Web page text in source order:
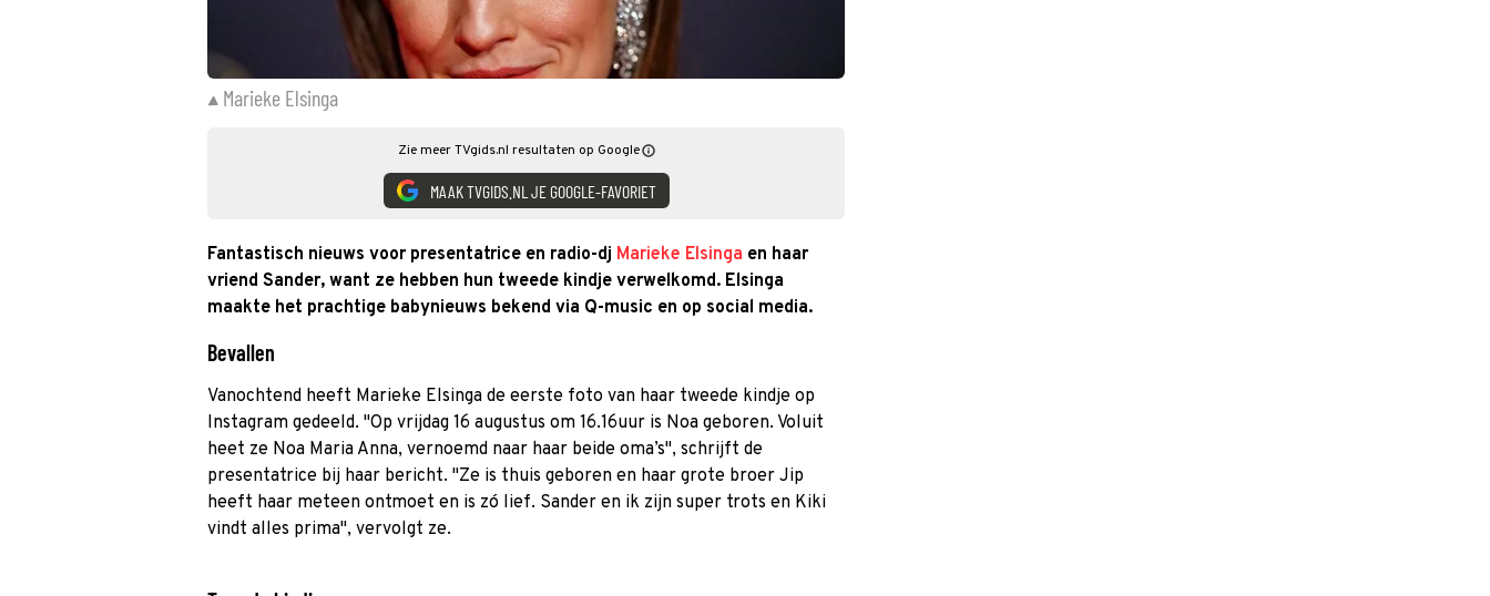
Marieke Elsinga
Zie meer TVgids.nl resultaten op Google
MAAK TVGIDS.NL JE GOOGLE-FAVORIET
Fantastisch nieuws voor presentatrice en radio-dj Marieke Elsinga en haar
vriend Sander, want ze hebben hun tweede kindje verwelkomd. Elsinga
maakte het prachtige babynieuws bekend via Q-music en op social media.
Bevallen
Vanochtend heeft Marieke Elsinga de eerste foto van haar tweede kindje op
Instagram gedeeld. ''Op vrijdag 16 augustus om 16.16uur is Noa geboren. Voluit
heet ze Noa Maria Anna, vernoemd naar haar beide oma’s'', schrijft de
presentatrice bij haar bericht. ''Ze is thuis geboren en haar grote broer Jip
heeft haar meteen ontmoet en is zó lief. Sander en ik zijn super trots en Kiki
vindt alles prima'', vervolgt ze.